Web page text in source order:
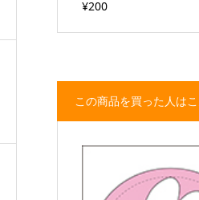
¥200
この商品を買った人は